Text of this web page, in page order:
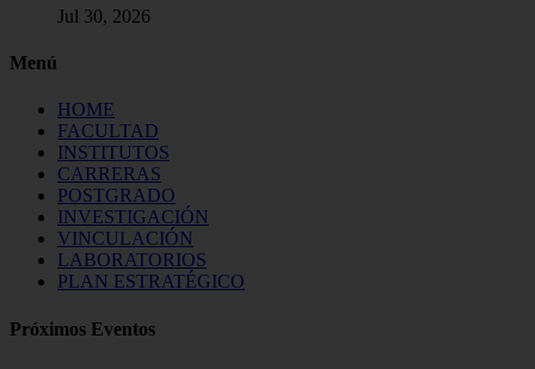
Jul 30, 2026
Menú
HOME
FACULTAD
INSTITUTOS
CARRERAS
POSTGRADO
INVESTIGACIÓN
VINCULACIÓN
LABORATORIOS
PLAN ESTRATÉGICO
Próximos Eventos